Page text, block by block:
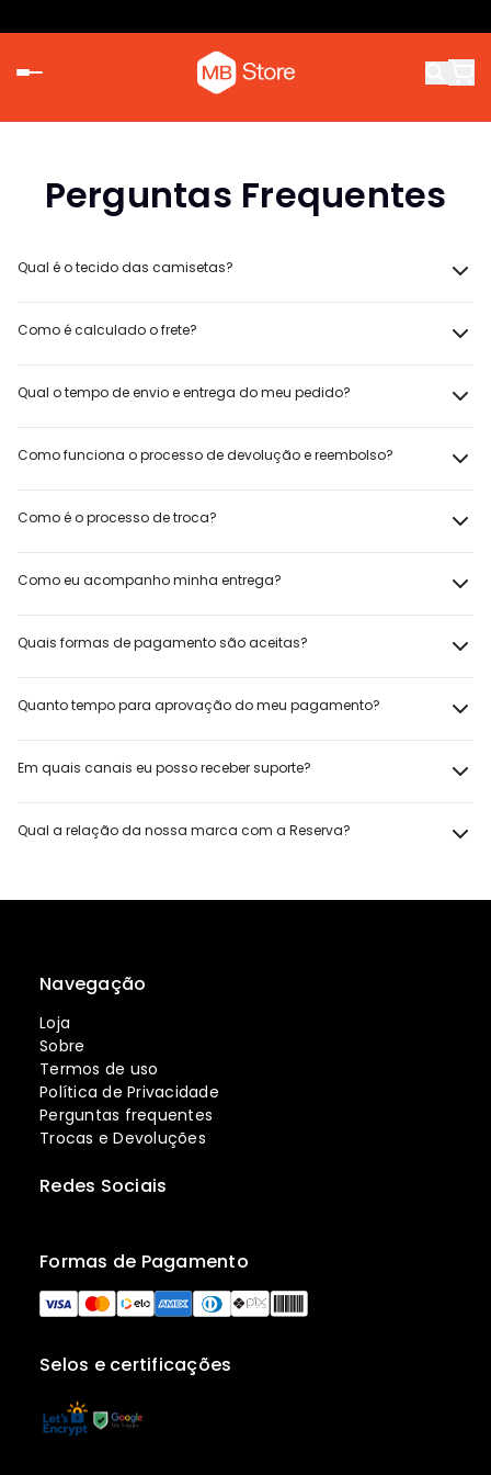
Perguntas Frequentes
Qual é o tecido das camisetas?
Como é calculado o frete?
Qual o tempo de envio e entrega do meu pedido?
Como funciona o processo de devolução e reembolso?
Como é o processo de troca?
Como eu acompanho minha entrega?
Quais formas de pagamento são aceitas?
Quanto tempo para aprovação do meu pagamento?
Em quais canais eu posso receber suporte?
Qual a relação da nossa marca com a Reserva?
Navegação
Loja
Sobre
Termos de uso
Política de Privacidade
Perguntas frequentes
Trocas e Devoluções
Selos e certificações
Formas de Pagamento
Redes Sociais